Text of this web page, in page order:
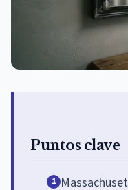
Puntos clave
1